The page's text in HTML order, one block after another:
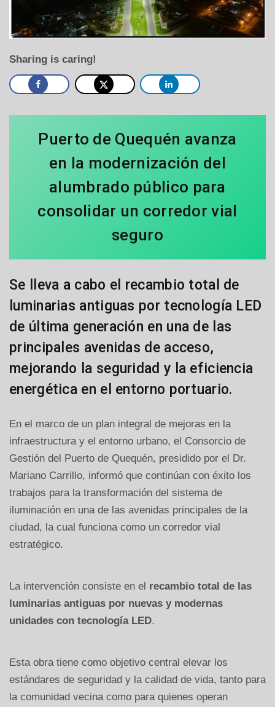
Sharing is caring!
Puerto de Quequén avanza
en la modernización del
alumbrado público para
consolidar un corredor vial
seguro
Se lleva a cabo el recambio total de
luminarias antiguas por tecnología LED
de última generación en una de las
principales avenidas de acceso,
mejorando la seguridad y la eficiencia
energética en el entorno portuario.
En el marco de un plan integral de mejoras en la
infraestructura y el entorno urbano, el Consorcio de
Gestión del Puerto de Quequén, presidido por el Dr.
Mariano Carrillo, informó que continúan con éxito los
trabajos para la transformación del sistema de
iluminación en una de las avenidas principales de la
ciudad, la cual funciona como un corredor vial
estratégico.
La intervención consiste en el recambio total de las
luminarias antiguas por nuevas y modernas
unidades con tecnología LED.
Esta obra tiene como objetivo central elevar los
estándares de seguridad y la calidad de vida, tanto para
la comunidad vecina como para quienes operan